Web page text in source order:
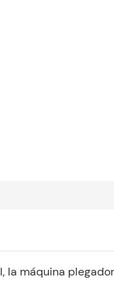
máquina